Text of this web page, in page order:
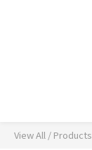
View All / Products